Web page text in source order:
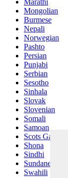
Marathi
Mongolian
Burmese
Nepali
Norwegian
Pashto
Persian
Punjabi
Serbian
Sesotho
Sinhala
Slovak
Slovenian
Somali
Samoan
Scots Gaelic
Shona
Sindhi
Sundanese
Swahili